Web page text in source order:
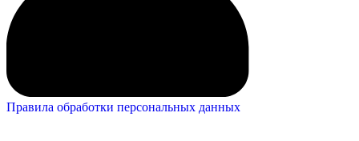
Правила обработки персональных данных